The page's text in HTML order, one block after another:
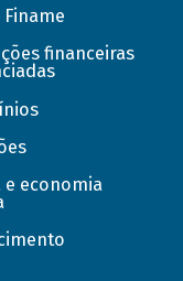
Finame
financeiras
e economia